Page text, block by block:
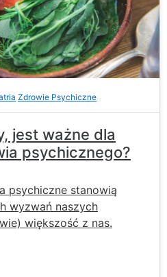
Zdrowie Psychiczne
jest ważne dla
psychicznego?
psychiczne stanowią
wyzwań naszych
większość z nas.